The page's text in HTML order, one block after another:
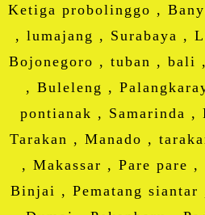
Ketiga probolinggo ,
, lumajang , Surabaya ,
Bojonegoro , tuban , bali
, Buleleng ,
pontianak , Samarinda ,
Tarakan , Manado ,
, Makassar , Pare pare
Binjai , Pematang siantar